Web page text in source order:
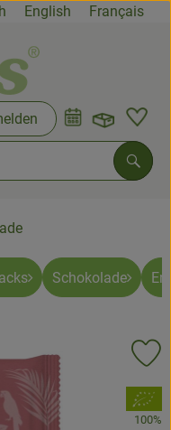
English Français
oder
Schokolade
, Verband:
100%